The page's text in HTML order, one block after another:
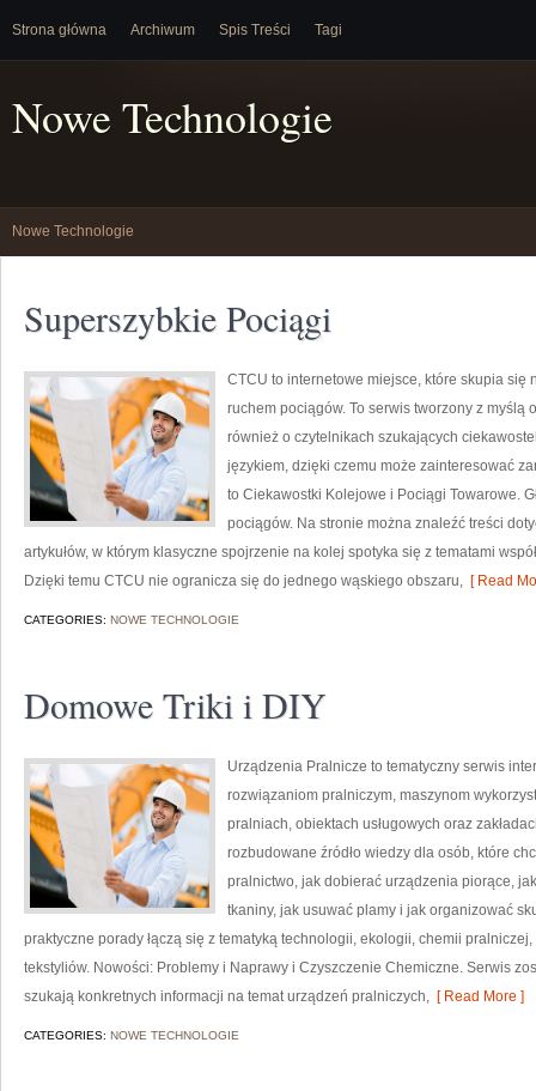
Strona główna Archiwum Spis Treści Tagi
Nowe Technologie
Nowe Technologie
Superszybkie Pociągi
CTCU to internetowe miejsce, które skupia się
ruchem pociągów. To serwis tworzony z
również o czytelnikach szukających
językiem, dzięki czemu może zainteresować
to Ciekawostki Kolejowe i Pociągi Towarowe.
pociągów. Na stronie można znaleźć treści
artykułów, w którym klasyczne spojrzenie na kolej spotyka się z tematami
Dzięki temu CTCU nie ogranicza się do jednego wąskiego obszaru, [ Read
CATEGORIES: NOWE TECHNOLOGIE
Domowe Triki i DIY
Urządzenia Pralnicze to tematyczny serwis
rozwiązaniom pralniczym, maszynom
pralniach, obiektach usługowych oraz
rozbudowane źródło wiedzy dla osób, które
pralnictwo, jak dobierać urządzenia piorące,
tkaniny, jak usuwać plamy i jak organizować
praktyczne porady łączą się z tematyką technologii, ekologii, chemii
tekstyliów. Nowości: Problemy i Naprawy i Czyszczenie Chemiczne. Serwis
szukają konkretnych informacji na temat urządzeń pralniczych, [ Read More ]
CATEGORIES: NOWE TECHNOLOGIE